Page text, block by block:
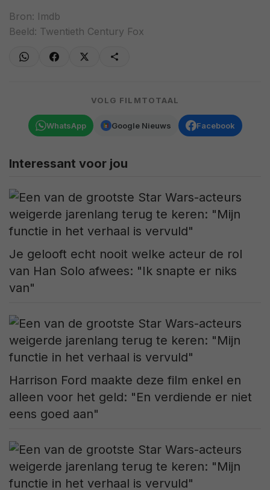
Bron: Imdb
Beeld: Twentieth Century Fox
VOLG FILMTOTAAL
WhatsApp Google Nieuws Facebook
Interessant voor jou
Je gelooft echt nooit welke acteur de rol
van Han Solo afwees: "Ik snapte er niks
van"
Harrison Ford maakte deze film enkel en
alleen voor het geld: "En verdiende er niet
eens goed aan"